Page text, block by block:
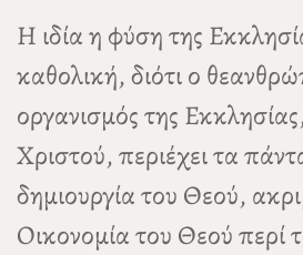
Η ιδία η φύση της
καθολική, διότι ο
οργανισμός της
Χριστού, περιέχει τα
δημιουργία του Θεού,
Οικονομία του Θεού περί